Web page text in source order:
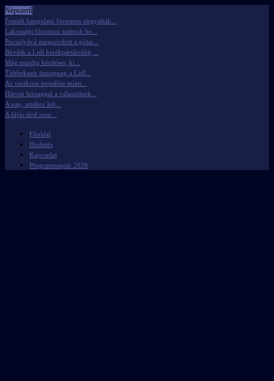
Népszerű
Feszült hangulatú fórumon tárgyalták...
Lakossági fórumon számolt be...
Pocsolyává zsugorodott a gútai...
Bővítik a Lidl kerékpártárolóit,...
Még mindig kérdéses, ki...
Többeknek ünnepnap a Lidl...
Az omikron terjedése miatt...
Három hónappal a választások...
A nap, amikor két...
A fájós térd nem...
Főoldal
Hirdetés
Kapcsolat
Programnaptár 2026